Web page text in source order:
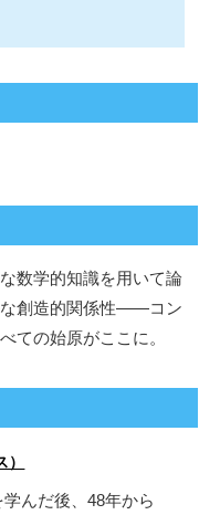
数学的知識を用いて論
な創造的関係性――コン
ての始原がここに。
んだ後、48年から